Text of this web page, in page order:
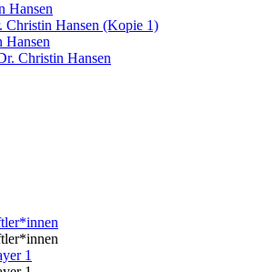
Hansen
Christin Hansen (Kopie 1)
Hansen
Christin Hansen
1